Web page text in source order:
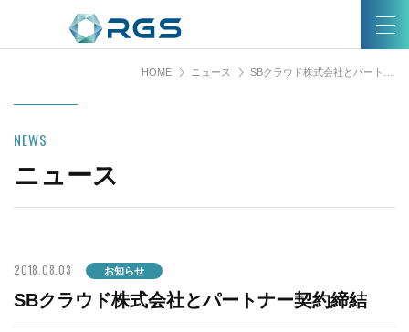
HOME ニュース
NEWS
ニュース
2018.08.03 お知らせ
SBクラウド株式会社とパートナー契約締結